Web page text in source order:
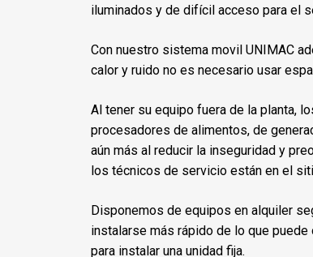
iluminados y de difícil acceso para el
Con nuestro sistema movil UNIMAC
calor y ruido no es necesario usar
Al tener su equipo fuera de la planta,
procesadores de alimentos, de
aún más al reducir la inseguridad y
los técnicos de servicio están en el
Disponemos de equipos en alquiler
instalarse más rápido de lo que
para instalar una unidad fija.